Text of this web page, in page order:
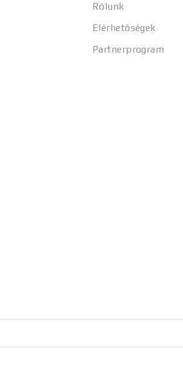
Rólunk
Elérhetőségek
Partnerprogram